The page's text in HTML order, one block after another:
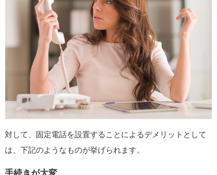
対して、固定電話を設置することによるデメリットとして
は、下記のようなものが挙げられます。
手続きが大変